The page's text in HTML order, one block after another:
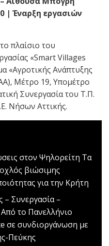
| Έναρξη εργασιών
πλαίσιο του
«Smart Villages
«Αγροτικής Ανάπτυξης
Μέτρο 19, Υπομέτρο
Συνεργασία του Τ.Π.
Νήσων Αττικής.
στον Ψηλορείτη Τα
βιώσιμης
για την Κρήτη
– Συνεργασία –
Από το Πανελλήνιο
σε συνδιοργάνωση με
Πεύκης